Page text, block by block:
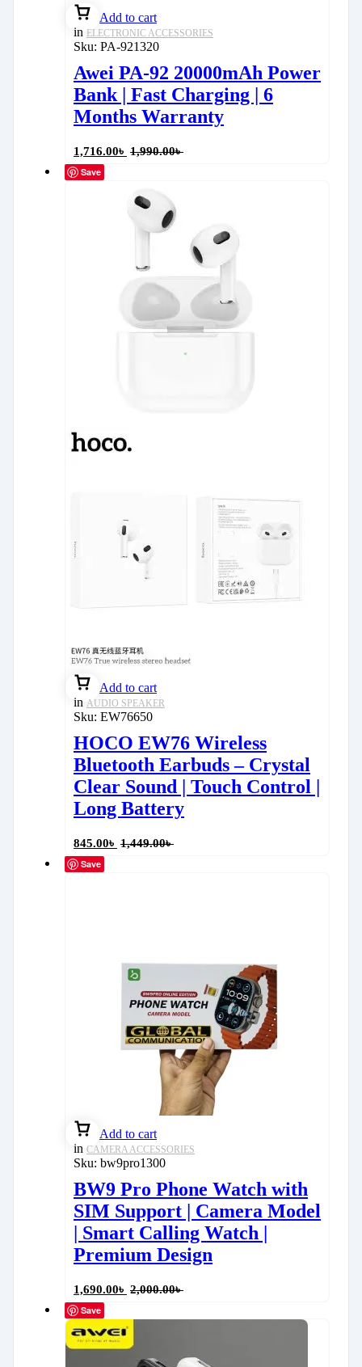
Add to cart
in ELECTRONIC ACCESSORIES
Sku: PA-921320
Awei PA-92 20000mAh Power
Bank | Fast Charging | 6
Months Warranty
1,716.00৳ 1,990.00৳
Save
Add to cart
in AUDIO SPEAKER
Sku: EW76650
HOCO EW76 Wireless
Bluetooth Earbuds – Crystal
Clear Sound | Touch Control |
Long Battery
845.00৳ 1,449.00৳
Save
Add to cart
in CAMERA ACCESSORIES
Sku: bw9pro1300
BW9 Pro Phone Watch with
SIM Support | Camera Model
| Smart Calling Watch |
Premium Design
1,690.00৳ 2,000.00৳
Save